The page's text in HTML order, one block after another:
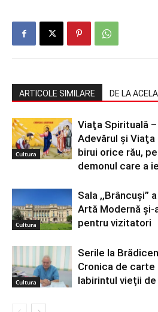
ARTICOLE SIMILARE DE LA
Cultura
Viaţa Spirituală –
Adevărul şi
birui orice rău,
demonul care a
Cultura
Sala ,,Brâncuși”
Artă Modernă
pentru vizitatori
Cultura
Serile la
Cronica de carte
labirintul vieții